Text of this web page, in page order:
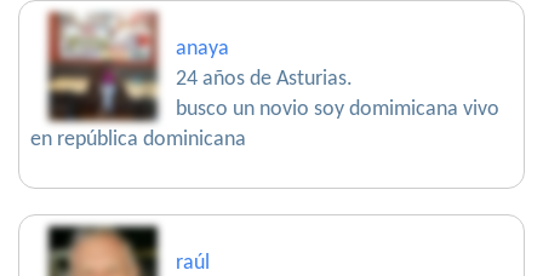
anaya
24 años de Asturias.
busco un novio soy domimicana vivo
en república dominicana
raúl